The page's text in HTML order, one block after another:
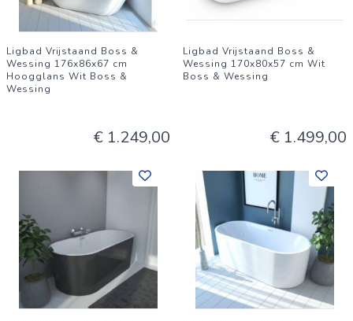
Ligbad Vrijstaand Boss &
Wessing 176x86x67 cm
Hoogglans Wit Boss &
Wessing
€ 1.249,00
Ligbad Vrijstaand Boss &
Wessing 170x80x57 cm Wit
Boss & Wessing
€ 1.499,00